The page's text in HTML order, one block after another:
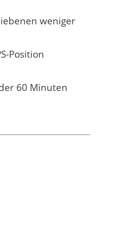
weniger
Position
60 Minuten